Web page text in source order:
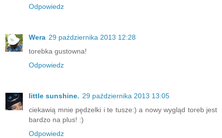
Odpowiedz
Wera 29 października 2013 12:28
torebka gustowna!
Odpowiedz
little sunshine. 29 października 2013 13:05
ciekawią mnie pędzelki i te tusze:) a nowy wygląd toreb jest
bardzo na plus! :)
Odpowiedz